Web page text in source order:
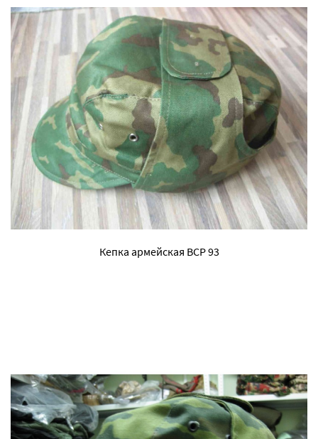
Кепка армейская ВСР 93